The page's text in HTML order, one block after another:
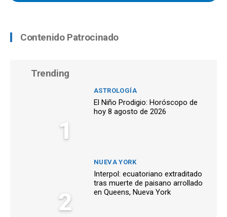
Contenido Patrocinado
Trending
1
ASTROLOGÍA
El Niño Prodigio: Horóscopo de
hoy 8 agosto de 2026
2
NUEVA YORK
Interpol: ecuatoriano extraditado
tras muerte de paisano arrollado
en Queens, Nueva York